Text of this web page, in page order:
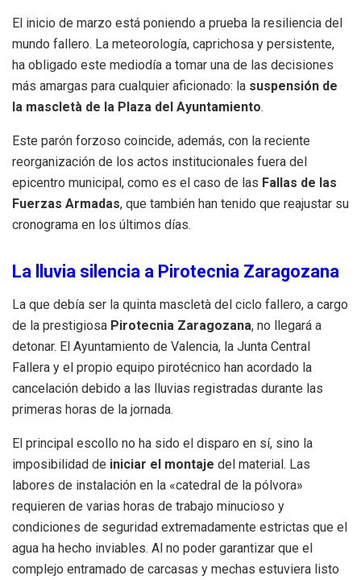
El inicio de marzo está poniendo a prueba la resiliencia del
mundo fallero. La meteorología, caprichosa y persistente,
ha obligado este mediodía a tomar una de las decisiones
más amargas para cualquier aficionado: la suspensión de
la mascletà de la Plaza del Ayuntamiento.
Este parón forzoso coincide, además, con la reciente
reorganización de los actos institucionales fuera del
epicentro municipal, como es el caso de las Fallas de las
Fuerzas Armadas, que también han tenido que reajustar su
cronograma en los últimos días.
La lluvia silencia a Pirotecnia Zaragozana
La que debía ser la quinta mascletà del ciclo fallero, a cargo
de la prestigiosa Pirotecnia Zaragozana, no llegará a
detonar. El Ayuntamiento de Valencia, la Junta Central
Fallera y el propio equipo pirotécnico han acordado la
cancelación debido a las lluvias registradas durante las
primeras horas de la jornada.
El principal escollo no ha sido el disparo en sí, sino la
imposibilidad de iniciar el montaje del material. Las
labores de instalación en la «catedral de la pólvora»
requieren de varias horas de trabajo minucioso y
condiciones de seguridad extremadamente estrictas que el
agua ha hecho inviables. Al no poder garantizar que el
complejo entramado de carcasas y mechas estuviera listo